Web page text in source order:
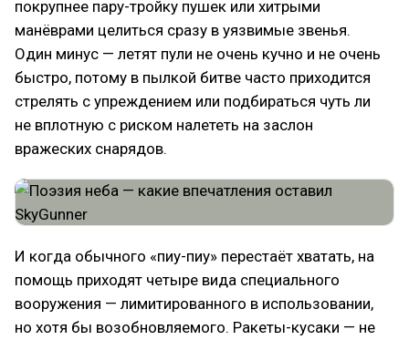
покрупнее пару-тройку пушек или хитрыми
манёврами целиться сразу в уязвимые звенья.
Один минус — летят пули не очень кучно и не очень
быстро, потому в пылкой битве часто приходится
стрелять с упреждением или подбираться чуть ли
не вплотную с риском налететь на заслон
вражеских снарядов.
И когда обычного «пиу-пиу» перестаёт хватать, на
помощь приходят четыре вида специального
вооружения — лимитированного в использовании,
но хотя бы возобновляемого. Ракеты-кусаки — не